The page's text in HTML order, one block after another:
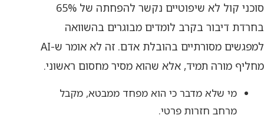
סוכני קול לא שיפוטיים נקשר להפחתה של 65%
בחרדת דיבור בקרב לומדים מבוגרים בהשוואה
למפגשים מסורתיים בהובלת אדם. זה לא אומר ש-AI
מחליף מורה תמיד, אלא שהוא מסיר מחסום ראשוני.
מי שלא מדבר כי הוא מפחד ממבטא, מקבל
מרחב חזרות פרטי.